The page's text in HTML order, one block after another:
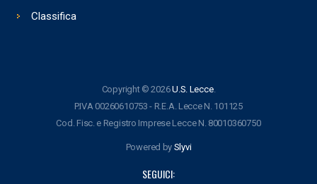
Classifica
Copyright © 2026U.S. Lecce.
P.IVA 00260610753 - R.E.A. Lecce N. 101125
Cod. Fisc. e Registro Imprese Lecce N. 80010360750
Powered by Slyvi
SEGUICI: